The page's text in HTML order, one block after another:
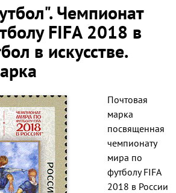
Чемпионат
FIFA 2018 в
в искусстве.
Почтовая
марка
посвященная
чемпионату
мира по
футболу FIFA
2018 в России